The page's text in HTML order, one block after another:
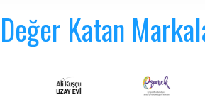
Katan